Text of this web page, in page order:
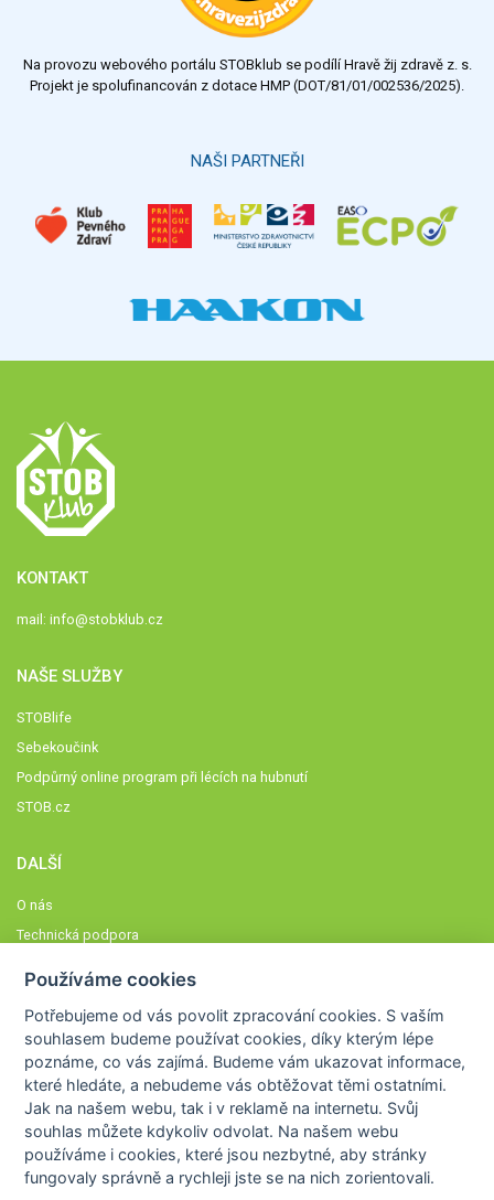
Výsledky Všechny ankety
Na provozu webového portálu STOBklub se podílí Hravě žij zdravě z. s.
Projekt je spolufinancován z dotace HMP (DOT/81/01/002536/2025).
NAŠI PARTNEŘI
KONTAKT
mail: info@stobklub.cz
NAŠE SLUŽBY
STOBlife
Sebekoučink
Podpůrný online program při lécích na hubnutí
STOB.cz
DALŠÍ
O nás
Technická podpora
Členové STOBklubu
Zásady nakládání s osobními údaji
Otestujte se
Spočítejte si
Výzva 52
Používáme cookies
Potřebujeme od vás povolit zpracování cookies. S vaším
souhlasem budeme používat cookies, díky kterým lépe
poznáme,co vás zajímá. Budeme vám ukazovat informace,
které hledáte, a nebudeme vás obtěžovat těmi ostatními.
Jak na našem webu, tak i v reklamě na internetu. Svůj
souhlas můžete kdykoliv odvolat. Na našem webu
používáme i cookies, které jsou nezbytné, aby stránky
fungovaly správně a rychleji jste se na nich zorientovali.